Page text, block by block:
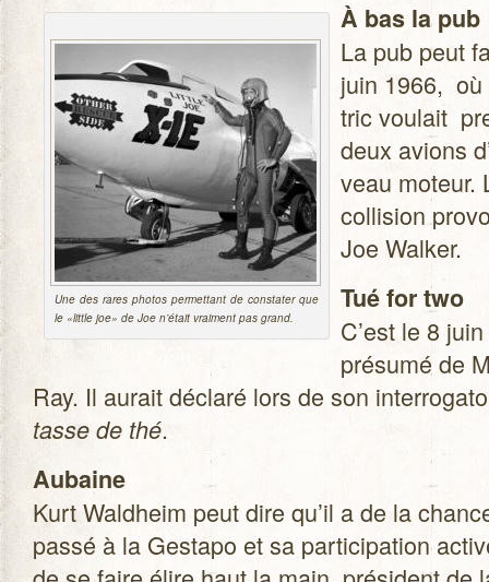
Une des rares pho­tos per­met­tant de consta­ter que
le «lit­tle joe» de Joe n’était vrai­ment pas grand.
À bas la pub
La pub peut
juin 1966,
tric vou­lait
deux avions
veau moteur.
col­li­sion
Joe Walker.
Tué for two
C’est le 8
pré­sumé de
Ray. Il aurait déclaré lors de son
tasse de thé.
Aubaine
Kurt Wald­heim peut dire qu’il a de la
passé à la Ges­tapo et sa par­ti­ci­pa­tion